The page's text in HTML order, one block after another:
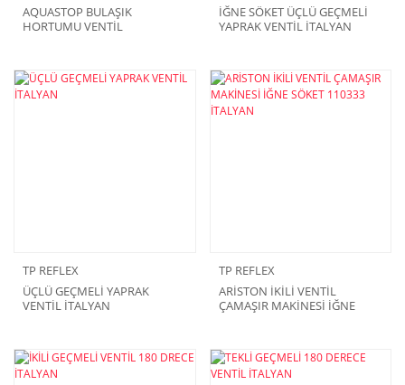
AQUASTOP BULAŞIK
HORTUMU VENTİL
İĞNE SÖKET ÜÇLÜ GEÇMELİ
YAPRAK VENTİL İTALYAN
TP REFLEX
ÜÇLÜ GEÇMELİ YAPRAK
VENTİL İTALYAN
TP REFLEX
ARİSTON İKİLİ VENTİL
ÇAMAŞIR MAKİNESİ İĞNE